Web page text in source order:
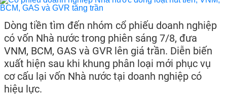
Dòng tiền tìm đến nhóm cổ phiếu doanh nghiệp
có vốn Nhà nước trong phiên sáng 7/8, đưa
VNM, BCM, GAS và GVR lên giá trần. Diễn biến
xuất hiện sau khi khung phân loại mới phục vụ
cơ cấu lại vốn Nhà nước tại doanh nghiệp có
hiệu lực.